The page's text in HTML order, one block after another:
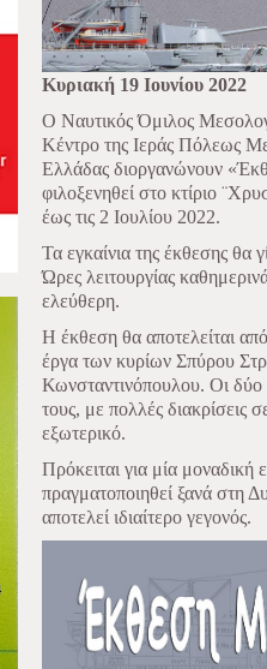
Κυριακή 19 Ιουνίου 2022
Ο Ναυτικός Όμιλος
Κέντρο της Ιεράς Πόλεως
Ελλάδας διοργανώνουν
φιλοξενηθεί στο κτίριο
έως τις 2 Ιουλίου 2022.
Τα εγκαίνια της έκθεσης θα
Ώρες λειτουργίας
ελεύθερη.
Η έκθεση θα αποτελείται από
έργα των κυρίων Σπύρου
Κωνσταντινόπουλου. Οι δύο
τους, με πολλές διακρίσεις
εξωτερικό.
Πρόκειται για μία μοναδική
πραγματοποιηθεί ξανά στη
αποτελεί ιδιαίτερο γεγονός.